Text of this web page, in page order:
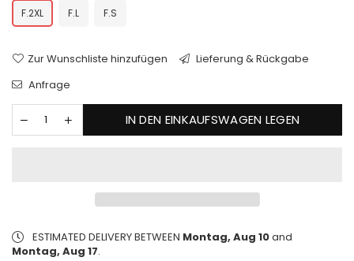
F.2XL F.L F.S
Zur Wunschliste hinzufügen
Lieferung & Rückgabe
Anfrage
IN DEN EINKAUFSWAGEN LEGEN
ESTIMATED DELIVERY BETWEEN Montag, Aug 10and
Montag, Aug 17.